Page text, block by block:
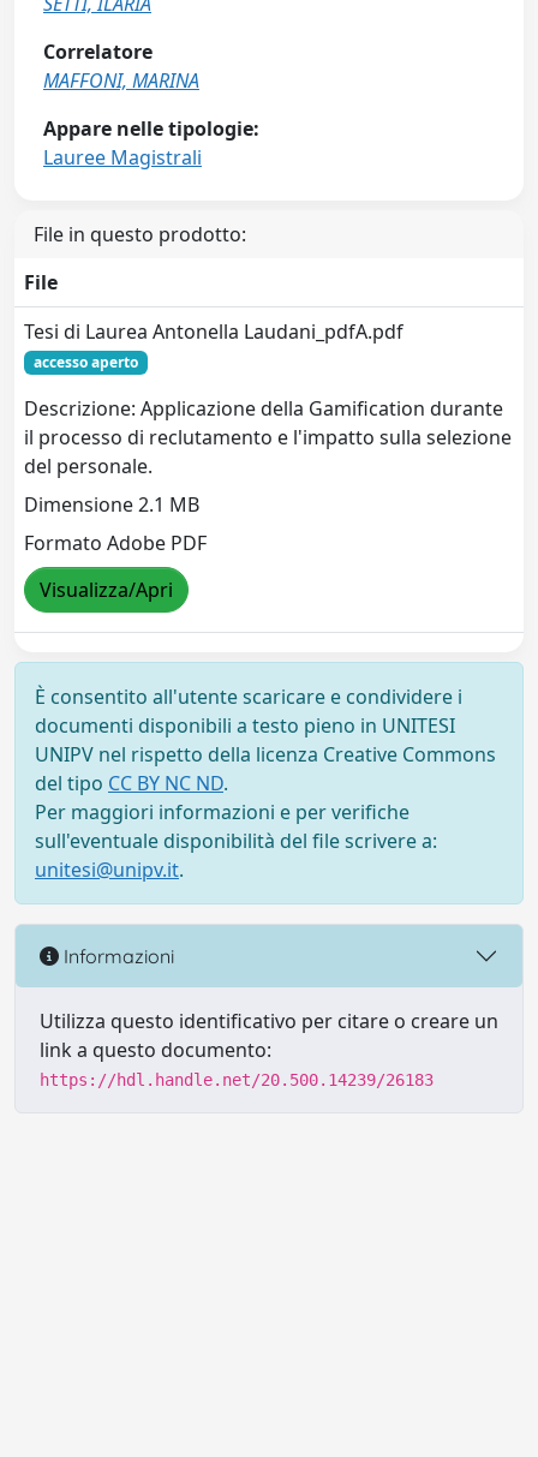
Correlatore
MAFFONI, MARINA
Appare nelle tipologie:
Lauree Magistrali
File in questo prodotto:
File
Tesi di Laurea Antonella Laudani_pdfA.pdf
accesso aperto
Descrizione: Applicazione della Gamification durante
il processo di reclutamento e l'impatto sulla selezione
del personale.
Dimensione 2.1 MB
Formato Adobe PDF
Visualizza/Apri
È consentito all'utente scaricare e condividere i
documenti disponibili a testo pieno in UNITESI
UNIPV nel rispetto della licenza Creative Commons
del tipo CC BY NC ND.
Per maggiori informazioni e per verifiche
sull'eventuale disponibilità del file scrivere a:
unitesi@unipv.it.
Informazioni
Utilizza questo identificativo per citare o creare un
link a questo documento:
https://hdl.handle.net/20.500.14239/26183